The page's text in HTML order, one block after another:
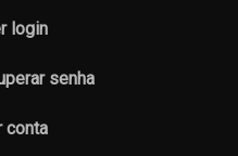
login
senha
conta